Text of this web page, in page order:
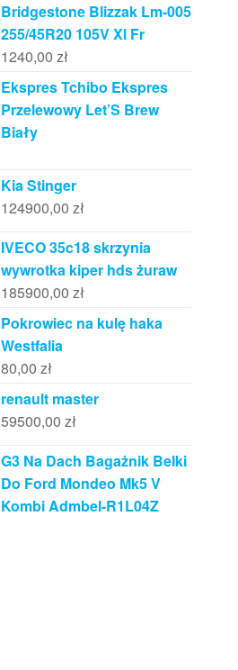
Bridgestone Blizzak Lm-005
255/45R20 105V Xl Fr
1240,00 zł
Ekspres Tchibo Ekspres
Przelewowy Let’S Brew
Biały
Kia Stinger
124900,00 zł
IVECO 35c18 skrzynia
wywrotka kiper hds żuraw
185900,00 zł
Pokrowiec na kulę haka
Westfalia
80,00 zł
renault master
59500,00 zł
G3 Na Dach Bagażnik Belki
Do Ford Mondeo Mk5 V
Kombi Admbel-R1L04Z